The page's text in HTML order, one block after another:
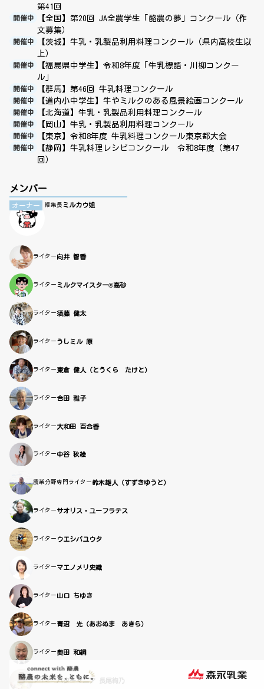
第41回
開催中
【全国】第20回 JA全農学生「酪農の夢」コンクール（作
文募集）
開催中
【茨城】牛乳・乳製品利用料理コンクール（県内高校生以
上）
開催中
【福島県中学生】令和8年度「牛乳標語・川柳コンクー
ル」
開催中 【群馬】第46回 牛乳料理コンクール
開催中 【道内小中学生】牛やミルクのある風景絵画コンクール
開催中 【北海道】牛乳・乳製品利用料理コンクール
開催中 【岡山】牛乳・乳製品利用料理コンクール
開催中 【東京】令和8年度 牛乳料理コンクール東京都大会
開催中
【静岡】牛乳料理レシピコンクール 令和8年度（第47
回）
メンバー
オーナー 編集長 ミルカウ姐
ライター 向井 智香
ライター ミルクマイスター®高砂
ライター須藤 健太
ライター うしミル 原
ライター 東倉 健人（とうくら たけと）
ライター合田 雅子
ライター 大和田 百合香
ライター 中谷 秋絵
農業分野専門ライター 鈴木雄人（すずきゆうと）
ライター サオリス・ユーフラテス
ライター ウエシバユウタ
ライター マエノメリ史織
ライター 山口 ちゆき
ライター 青沼 光（あおぬま あきら）
ライター 奥田 和綱
ライターバターマニア 長尾絢乃